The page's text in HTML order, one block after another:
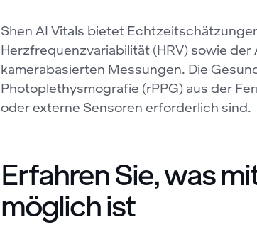
Shen AI Vitals bietet
Herzfrequenzvariabilität (HRV) sowie
kamerabasierten Messungen. Die
Photoplethysmografie (rPPG) aus der
oder externe Sensoren erforderlich sind.
Erfahren Sie, was
möglich ist